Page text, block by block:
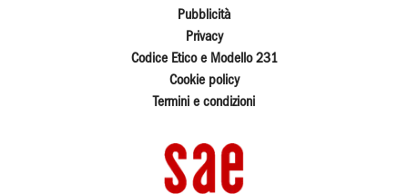
Pubblicità
Privacy
Codice Etico e Modello 231
Cookie policy
Termini e condizioni